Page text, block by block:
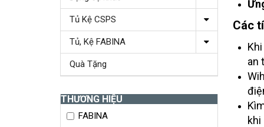
Tủ Kệ CSPS
Tủ, Kệ FABINA
Quà Tặng
THƯƠNG HIỆU
FABINA
Các
an
khi